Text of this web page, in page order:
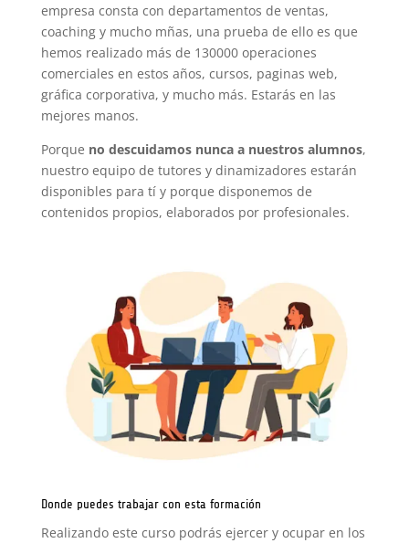
empresa consta con departamentos de ventas,
coaching y mucho mñas, una prueba de ello es que
hemos realizado más de 130000 operaciones
comerciales en estos años, cursos, paginas web,
gráfica corporativa, y mucho más. Estarás en las
mejores manos.
Porque no descuidamos nunca a nuestros alumnos,
nuestro equipo de tutores y dinamizadores estarán
disponibles para tí y porque disponemos de
contenidos propios, elaborados por profesionales.
Donde puedes trabajar con esta formación
Realizando este curso podrás ejercer y ocupar en los